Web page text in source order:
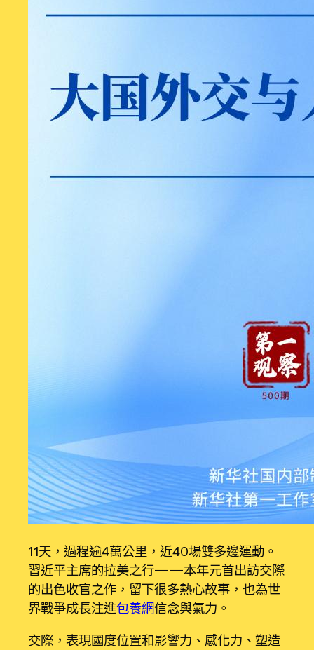
11天，過程逾4萬公里，近40場雙多邊運動。
習近平主席的拉美之行——本年元首出訪交際
的出色收官之作，留下很多熱心故事，也為世
界戰爭成長注進包養網信念與氣力。
交際，表現國度位置和影響力、感化力、塑造